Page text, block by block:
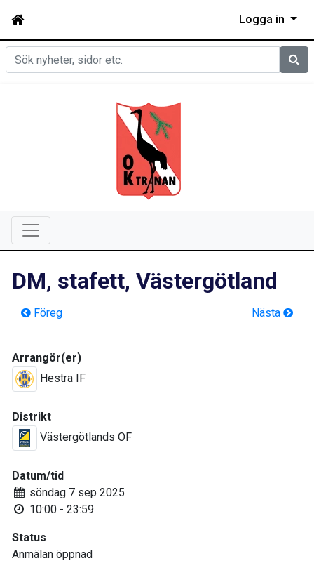
Logga in
Sök
DM, stafett, Västergötland
Föreg Nästa
Arrangör(er)
Hestra IF
Distrikt
Västergötlands OF
Datum/tid
söndag 7 sep 2025
10:00 - 23:59
Status
Anmälan öppnad